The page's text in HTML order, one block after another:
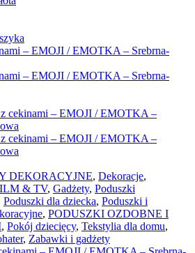
DEKORACYJNE, Dekoracje,
& TV, Gadżety, Poduszki
Poduszki dla dziecka, Poduszki i
, PODUSZKI OZDOBNE I
, Pokój dziecięcy, Tekstylia dla domu,
, Zabawki i gadżety